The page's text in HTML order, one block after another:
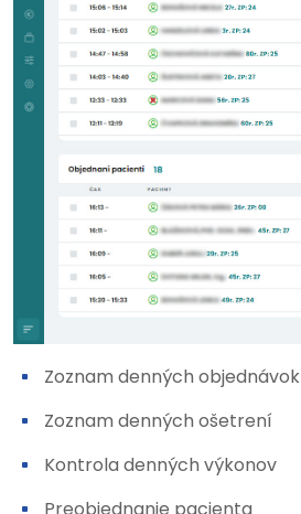
Zoznam denných objednávok
Zoznam denných ošetrení
Kontrola denných výkonov